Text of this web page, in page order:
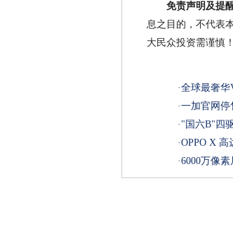
免责声明及提
息之目的，不代表
大民众投资需谨慎！
·全球最奢华
·一加官网停
· "国六B"四
·OPPO X 高
·6000万像